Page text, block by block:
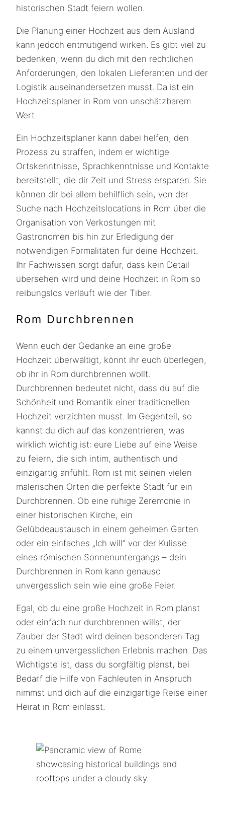
historischen Stadt feiern wollen.
Die Planung einer Hochzeit aus dem Ausland
kann jedoch entmutigend wirken. Es gibt viel zu
bedenken, wenn du dich mit den rechtlichen
Anforderungen, den lokalen Lieferanten und der
Logistik auseinandersetzen musst. Da ist ein
Hochzeitsplaner in Rom von unschätzbarem
Wert.
Ein Hochzeitsplaner kann dabei helfen, den
Prozess zu straffen, indem er wichtige
Ortskenntnisse, Sprachkenntnisse und Kontakte
bereitstellt, die dir Zeit und Stress ersparen. Sie
können dir bei allem behilflich sein, von der
Suche nach Hochzeitslocations in Rom über die
Organisation von Verkostungen mit
Gastronomen bis hin zur Erledigung der
notwendigen Formalitäten für deine Hochzeit.
Ihr Fachwissen sorgt dafür, dass kein Detail
übersehen wird und deine Hochzeit in Rom so
reibungslos verläuft wie der Tiber.
Rom Durchbrennen
Wenn euch der Gedanke an eine große
Hochzeit überwältigt, könnt ihr euch überlegen,
ob ihr in Rom durchbrennen wollt.
Durchbrennen bedeutet nicht, dass du auf die
Schönheit und Romantik einer traditionellen
Hochzeit verzichten musst. Im Gegenteil, so
kannst du dich auf das konzentrieren, was
wirklich wichtig ist: eure Liebe auf eine Weise
zu feiern, die sich intim, authentisch und
einzigartig anfühlt. Rom ist mit seinen vielen
malerischen Orten die perfekte Stadt für ein
Durchbrennen. Ob eine ruhige Zeremonie in
einer historischen Kirche, ein
Gelübdeaustausch in einem geheimen Garten
oder ein einfaches „Ich will“ vor der Kulisse
eines römischen Sonnenuntergangs – dein
Durchbrennen in Rom kann genauso
unvergesslich sein wie eine große Feier.
Egal, ob du eine große Hochzeit in Rom planst
oder einfach nur durchbrennen willst, der
Zauber der Stadt wird deinen besonderen Tag
zu einem unvergesslichen Erlebnis machen. Das
Wichtigste ist, dass du sorgfältig planst, bei
Bedarf die Hilfe von Fachleuten in Anspruch
nimmst und dich auf die einzigartige Reise einer
Heirat in Rom einlässt.